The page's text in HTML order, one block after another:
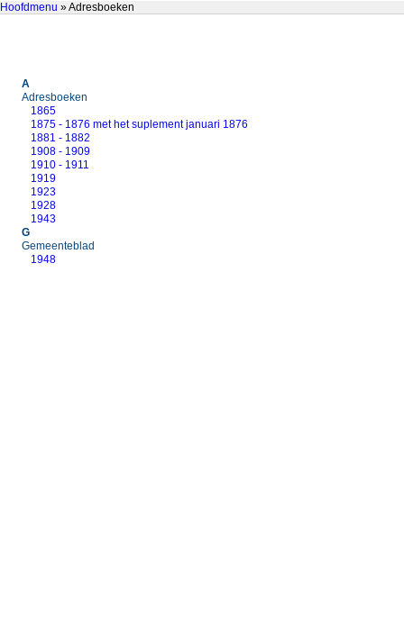
Hoofdmenu » Adresboeken
A
Adresboeken
1865
1875 - 1876 met het suplement januari 1876
1881 - 1882
1908 - 1909
1910 - 1911
1919
1923
1928
1943
G
Gemeenteblad
1948